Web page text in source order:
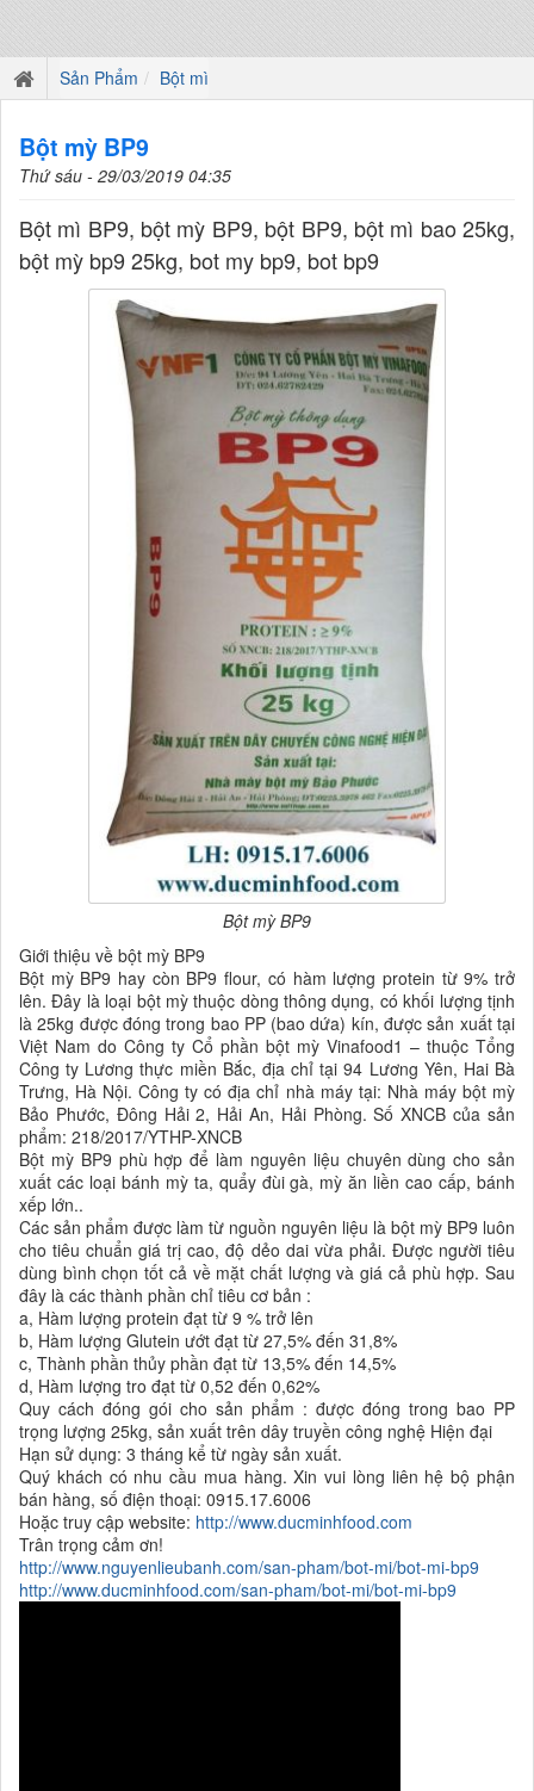
Sản Phẩm Bột mì
Bột mỳ BP9
Thứ sáu - 29/03/2019 04:35
Bột mì BP9, bột mỳ BP9, bột BP9, bột mì bao 25kg,
bột mỳ bp9 25kg, bot my bp9, bot bp9
Bột mỳ BP9
Giới thiệu về bột mỳ BP9
Bột mỳ BP9 hay còn BP9 flour, có hàm lượng protein từ 9% trở
lên. Đây là loại bột mỳ thuộc dòng thông dụng, có khối lượng tịnh
là 25kg được đóng trong bao PP (bao dứa) kín, được sản xuất tại
Việt Nam do Công ty Cổ phần bột mỳ Vinafood1 – thuộc Tổng
Công ty Lương thực miền Bắc, địa chỉ tại 94 Lương Yên, Hai Bà
Trưng, Hà Nội. Công ty có địa chỉ nhà máy tại: Nhà máy bột mỳ
Bảo Phước, Đông Hải 2, Hải An, Hải Phòng. Số XNCB của sản
phẩm: 218/2017/YTHP-XNCB
Bột mỳ BP9 phù hợp để làm nguyên liệu chuyên dùng cho sản
xuất các loại bánh mỳ ta, quẩy đùi gà, mỳ ăn liền cao cấp, bánh
xếp lớn..
Các sản phẩm được làm từ nguồn nguyên liệu là bột mỳ BP9 luôn
cho tiêu chuẩn giá trị cao, độ dẻo dai vừa phải. Được người tiêu
dùng bình chọn tốt cả về mặt chất lượng và giá cả phù hợp. Sau
đây là các thành phần chỉ tiêu cơ bản :
a, Hàm lượng protein đạt từ 9 % trở lên
b, Hàm lượng Glutein ướt đạt từ 27,5% đến 31,8%
c, Thành phần thủy phần đạt từ 13,5% đến 14,5%
d, Hàm lượng tro đạt từ 0,52 đến 0,62%
Quy cách đóng gói cho sản phẩm : được đóng trong bao PP
trọng lượng 25kg, sản xuất trên dây truyền công nghệ Hiện đại
Hạn sử dụng: 3 tháng kể từ ngày sản xuất.
Quý khách có nhu cầu mua hàng. Xin vui lòng liên hệ bộ phận
bán hàng, số điện thoại: 0915.17.6006
Hoặc truy cập website: http://www.ducminhfood.com
Trân trọng cảm ơn!
http://www.nguyenlieubanh.com/san-pham/bot-mi/bot-mi-bp9
http://www.ducminhfood.com/san-pham/bot-mi/bot-mi-bp9